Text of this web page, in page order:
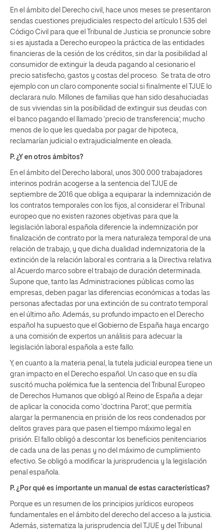
En el ámbito del Derecho civil, hace unos meses se presentaron
sendas cuestiones prejudiciales respecto del artículo 1.535 del
Código Civil para que el Tribunal de Justicia se pronuncie sobre
si es ajustada a Derecho europeo la práctica de las entidades
financieras de la cesión de los créditos, sin dar la posibilidad al
consumidor de extinguir la deuda pagando al cesionario el
precio satisfecho, gastos y costas del proceso. Se trata de otro
ejemplo con un claro componente social si finalmente el TJUE lo
declarara nulo. Millones de familias que han sido desahuciadas
de sus viviendas sin la posibilidad de extinguir sus deudas con
el banco pagando el llamado ‘precio de transferencia’, mucho
menos de lo que les quedaba por pagar de hipoteca,
reclamarían judicial o extrajudicialmente en oleada.
P. ¿Y en otros ámbitos?
En el ámbito del Derecho laboral, unos 300.000 trabajadores
interinos podrán acogerse a la sentencia del TJUE de
septiembre de 2016 que obliga a equiparar la indemnización de
los contratos temporales con los fijos, al considerar el Tribunal
europeo que no existen razones objetivas para que la
legislación laboral española diferencie la indemnización por
finalización de contrato por la mera naturaleza temporal de una
relación de trabajo, y que dicha dualidad indemnizatoria de la
extinción de la relación laboral es contraria a la Directiva relativa
al Acuerdo marco sobre el trabajo de duración determinada.
Supone que, tanto las Administraciones públicas como las
empresas, deben pagar las diferencias económicas a todas las
personas afectadas por una extinción de su contrato temporal
en el último año. Además, su profundo impacto en el Derecho
español ha supuesto que el Gobierno de España haya encargo
a una comisión de expertos un análisis para adecuar la
legislación laboral española a este fallo.
Y, en cuanto a la materia penal, la tutela judicial europea tiene un
gran impacto en el Derecho español. Un caso que en su día
suscitó mucha polémica fue la sentencia del Tribunal Europeo
de Derechos Humanos que obligó al Reino de España a dejar
de aplicar la conocida como ‘doctrina Parot’, que permitía
alargar la permanencia en prisión de los reos condenados por
delitos graves para que pasen el tiempo máximo legal en
prisión. El fallo obligó a descontar los beneficios penitenciarios
de cada una de las penas y no del máximo de cumplimiento
efectivo. Se obligó a modificar la jurisprudencia y la legislación
penal española.
P. ¿Por qué es importante un manual de estas características?
Porque es un resumen de los principios jurídicos europeos
fundamentales en el ámbito del derecho del acceso a la justicia.
Además, sistematiza la jurisprudencia del TJUE y del Tribunal